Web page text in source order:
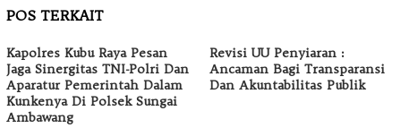
POS TERKAIT
Kapolres Kubu Raya Pesan
Jaga Sinergitas TNI-Polri Dan
Aparatur Pemerintah Dalam
Kunkenya Di Polsek Sungai
Ambawang
Revisi UU Penyiaran :
Ancaman Bagi Transparansi
Dan Akuntabilitas Publik